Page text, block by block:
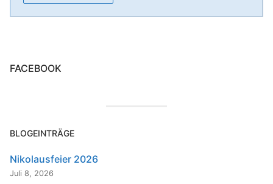
FACEBOOK
BLOGEINTRÄGE
Nikolausfeier 2026
Juli 8, 2026